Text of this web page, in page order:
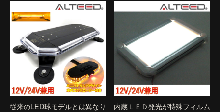
従来のLED球モデルとは異なり
内蔵ＬＥＤ発光が特殊フィルム